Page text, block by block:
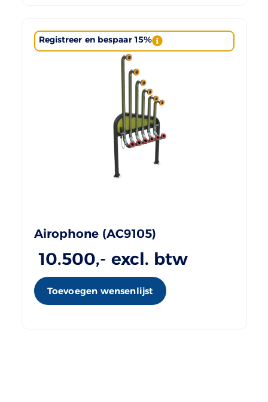
Registreer en bespaar 15%
Airophone (AC9105)
10.500,- excl. btw
Toevoegen wensenlijst